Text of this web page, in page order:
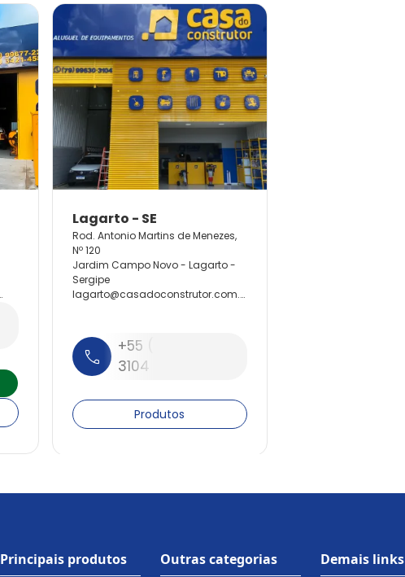
Rod. Antonio Martins de Menezes,
Nº 120
Jardim Campo Novo - Lagarto -
Sergipe
lagarto@casadoconstrutor.com.
+55 (79) 99630-
3104
Produtos
Principais produtos Outras categorias Demais links